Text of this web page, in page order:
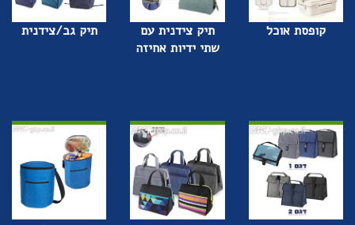
קופסת אוכל
תיק צידנית עם
שתי ידיות אחיזה
תיק גב/צידנית